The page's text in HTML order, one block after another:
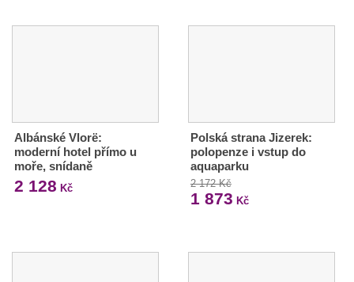
Albánské Vlorë:
moderní hotel přímo u
moře, snídaně
2 128 Kč
Polská strana Jizerek:
polopenze i vstup do
aquaparku
2 172 Kč
1 873 Kč